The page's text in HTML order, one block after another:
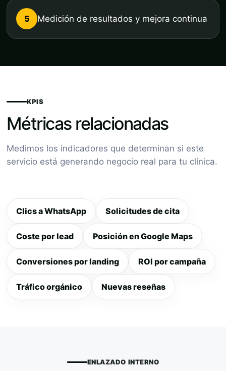
5 Medición de resultados y mejora continua
KPIS
Métricas relacionadas
Medimos los indicadores que determinan si este
servicio está generando negocio real para tu clínica.
Clics a WhatsApp Solicitudes de cita
Coste por lead Posición en Google Maps
Conversiones por landing ROI por campaña
Tráfico orgánico Nuevas reseñas
ENLAZADO INTERNO